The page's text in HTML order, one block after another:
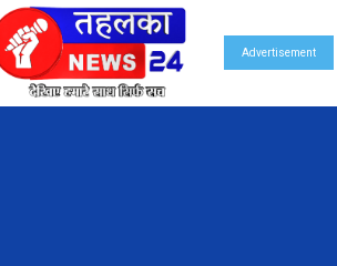
Advertisement